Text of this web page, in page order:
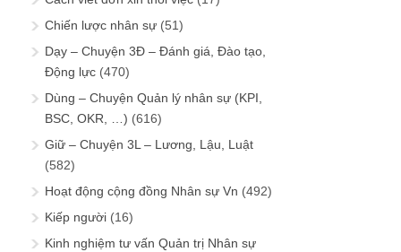
Chiến lược nhân sự (51)
Dạy – Chuyện 3Đ – Đánh giá, Đào tạo,
Động lực (470)
Dùng – Chuyện Quản lý nhân sự (KPI,
BSC, OKR, …) (616)
Giữ – Chuyện 3L – Lương, Lậu, Luật
(582)
Hoạt động cộng đồng Nhân sự Vn (492)
Kiếp người (16)
Kinh nghiệm tư vấn Quản trị Nhân sự